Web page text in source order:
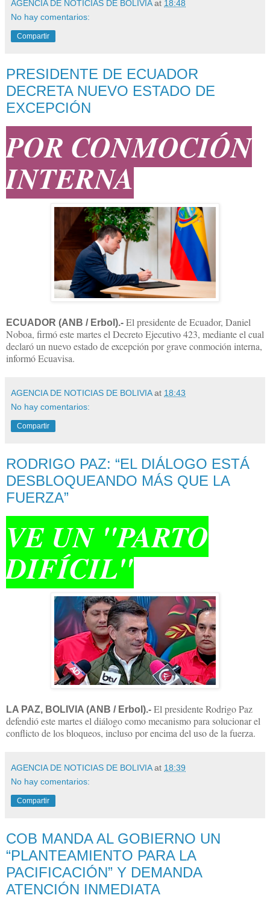
AGENCIA DE NOTICIAS DE BOLIVIA at 18:48
No hay comentarios:
Compartir
PRESIDENTE DE ECUADOR
DECRETA NUEVO ESTADO DE
EXCEPCIÓN
POR CONMOCIÓN
INTERNA
ECUADOR (ANB / Erbol).- El presidente de Ecuador, Daniel
Noboa, firmó este martes el Decreto Ejecutivo 423, mediante el cual
declaró un nuevo estado de excepción por grave conmoción interna,
informó Ecuavisa.
AGENCIA DE NOTICIAS DE BOLIVIA at 18:43
No hay comentarios:
Compartir
RODRIGO PAZ: “EL DIÁLOGO ESTÁ
DESBLOQUEANDO MÁS QUE LA
FUERZA”
VE UN "PARTO
DIFÍCIL"
LA PAZ, BOLIVIA (ANB / Erbol).- El presidente Rodrigo Paz
defendió este martes el diálogo como mecanismo para solucionar el
conflicto de los bloqueos, incluso por encima del uso de la fuerza.
AGENCIA DE NOTICIAS DE BOLIVIA at 18:39
No hay comentarios:
Compartir
COB MANDA AL GOBIERNO UN
“PLANTEAMIENTO PARA LA
PACIFICACIÓN” Y DEMANDA
ATENCIÓN INMEDIATA